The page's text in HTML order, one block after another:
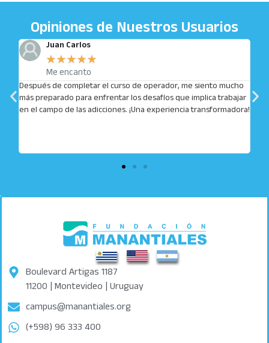
Opiniones de Nuestros Usuarios
Juan Carlos
★★★★★
Me encanto
Después de completar el curso de operador, me siento mucho
más preparado para enfrentar los desafíos que implica trabajar
en el campo de las adicciones. ¡Una experiencia transformadora!
Boulevard Artigas 1187
11200 | Montevideo | Uruguay
campus@manantiales.org
(+598) 96 333 400